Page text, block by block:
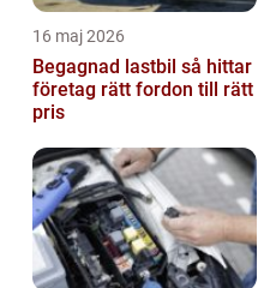
16 maj 2026
Begagnad lastbil så hittar
företag rätt fordon till rätt
pris